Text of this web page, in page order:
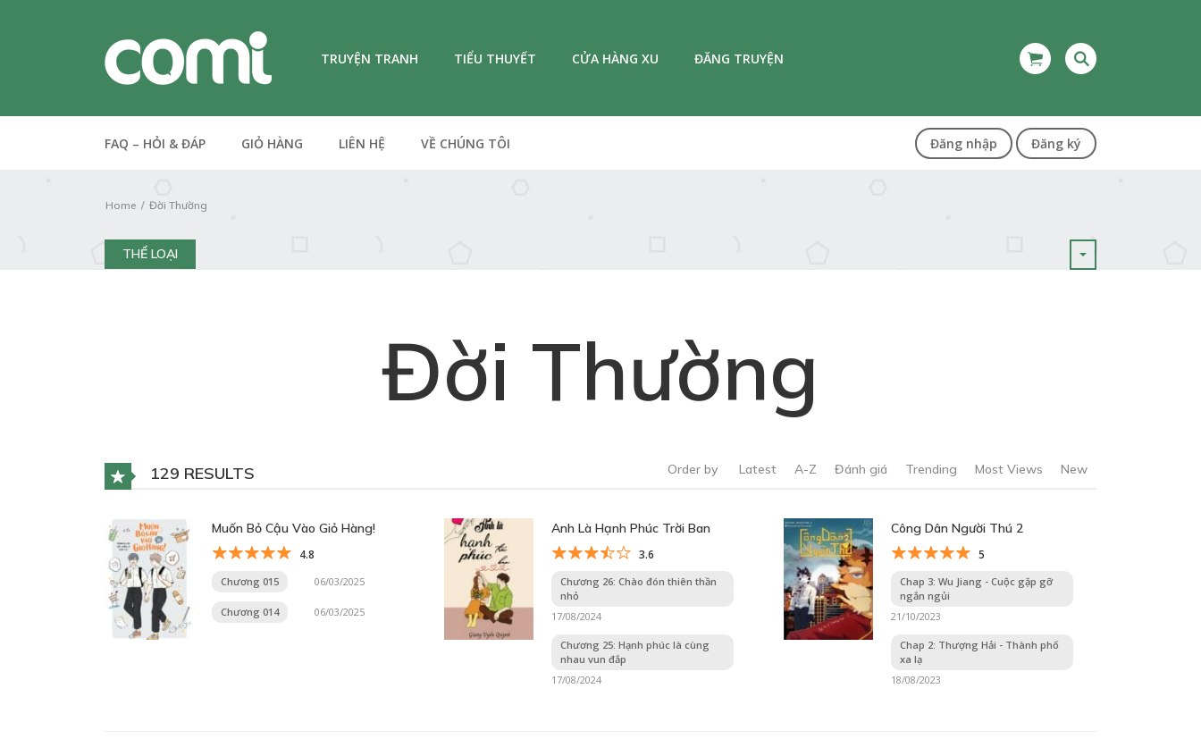
TRUYỆN TRANH TIỂU THUYẾT CỬA HÀNG XU ĐĂNG TRUYỆN
FAQ – HỎI & ĐÁP GIỎ HÀNG LIÊN HỆ VỀ CHÚNG TÔI Đăng nhập Đăng ký
Home Đời Thường
THỂ LOẠI
Đời Thường
129 RESULTS Order by Latest A-Z Đánh giá Trending Most Views New
Muốn Bỏ Cậu Vào Giỏ Hàng!
4.8
Chương 015 06/03/2025
Chương 014 06/03/2025
Anh Là Hạnh Phúc Trời Ban
3.6
Chương 26: Chào đón thiên thần
nhỏ
17/08/2024
Chương 25: Hạnh phúc là cùng
nhau vun đắp
17/08/2024
Công Dân Người Thú 2
5
Chap 3: Wu Jiang - Cuộc gặp gỡ
ngắn ngủi
21/10/2023
Chap 2: Thượng Hải - Thành phố
xa lạ
18/08/2023